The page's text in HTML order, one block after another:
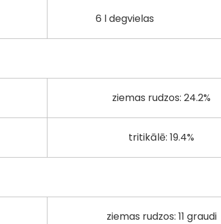
6 l degvielas
ziemas rudzos: 24.2%
tritikālē: 19.4%
ziemas rudzos: 11 graudi